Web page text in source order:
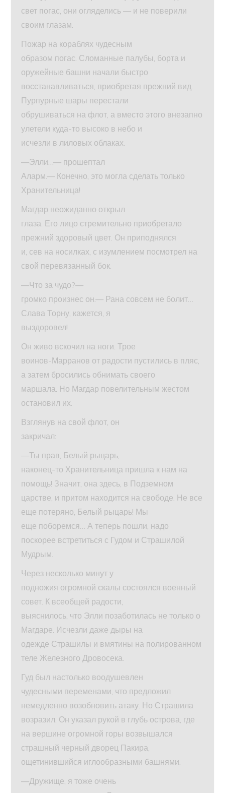
свет погас, они огляделись — и не поверили
своим глазам.
Пожар на кораблях чудесным
образом погас. Сломанные палубы, борта и
оружейные башни начали быстро
восстанавливаться, приобретая прежний вид.
Пурпурные шары перестали
обрушиваться на флот, а вместо этого внезапно
улетели куда-то высоко в небо и
исчезли в лиловых облаках.
—Элли…— прошептал
Аларм.— Конечно, это могла сделать только
Хранительница!
Магдар неожиданно открыл
глаза. Его лицо стремительно приобретало
прежний здоровый цвет. Он приподнялся
и, сев на носилках, с изумлением посмотрел на
свой перевязанный бок.
—Что за чудо?—
громко произнес он.— Рана совсем не болит…
Слава Торну, кажется, я
выздоровел!
Он живо вскочил на ноги. Трое
воинов-Марранов от радости пустились в пляс,
а затем бросились обнимать своего
маршала. Но Магдар повелительным жестом
остановил их.
Взглянув на свой флот, он
закричал:
—Ты прав, Белый рыцарь,
наконец-то Хранительница пришла к нам на
помощь! Значит, она здесь, в Подземном
царстве, и притом находится на свободе. Не все
еще потеряно, Белый рыцарь! Мы
еще поборемся… А теперь пошли, надо
поскорее встретиться с Гудом и Страшилой
Мудрым.
Через несколько минут у
подножия огромной скалы состоялся военный
совет. К всеобщей радости,
выяснилось, что Элли позаботилась не только о
Магдаре. Исчезли даже дыры на
одежде Страшилы и вмятины на полированном
теле Железного Дровосека.
Гуд был настолько воодушевлен
чудесными переменами, что предложил
немедленно возобновить атаку. Но Страшила
возразил. Он указал рукой в глубь острова, где
на вершине огромной горы возвышался
страшный черный дворец Пакира,
ощетинившийся иглообразными башнями.
—Дружище, я тоже очень